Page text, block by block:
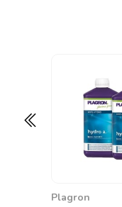
Terra Aquatica